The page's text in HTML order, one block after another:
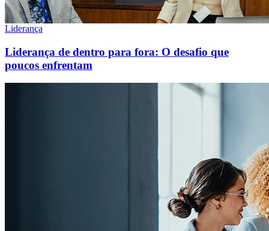
Liderança
Liderança de dentro para fora: O desafio que
poucos enfrentam